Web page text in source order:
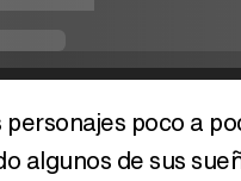
poco a
algunos de sus